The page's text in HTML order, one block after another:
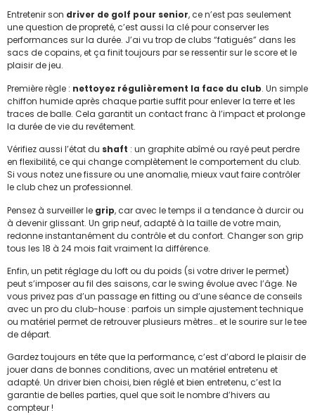
Entretenir son driver de golf pour senior, ce n’est pas seulement
une question de propreté, c’est aussi la clé pour conserver les
performances sur la durée. J’ai vu trop de clubs “fatigués” dans les
sacs de copains, et ça finit toujours par se ressentir sur le score et le
plaisir de jeu.
Première règle : nettoyez régulièrement la face du club. Un simple
chiffon humide après chaque partie suffit pour enlever la terre et les
traces de balle. Cela garantit un contact franc à l’impact et prolonge
la durée de vie du revêtement.
Vérifiez aussi l’état du shaft : un graphite abîmé ou rayé peut perdre
en flexibilité, ce qui change complètement le comportement du club.
Si vous notez une fissure ou une anomalie, mieux vaut faire contrôler
le club chez un professionnel.
Pensez à surveiller le grip, car avec le temps il a tendance à durcir ou
à devenir glissant. Un grip neuf, adapté à la taille de votre main,
redonne instantanément du contrôle et du confort. Changer son grip
tous les 18 à 24 mois fait vraiment la différence.
Enfin, un petit réglage du loft ou du poids (si votre driver le permet)
peut s’imposer au fil des saisons, car le swing évolue avec l’âge. Ne
vous privez pas d’un passage en fitting ou d’une séance de conseils
avec un pro du club-house : parfois un simple ajustement technique
ou matériel permet de retrouver plusieurs mètres… et le sourire sur le tee
de départ.
Gardez toujours en tête que la performance, c’est d’abord le plaisir de
jouer dans de bonnes conditions, avec un matériel entretenu et
adapté. Un driver bien choisi, bien réglé et bien entretenu, c’est la
garantie de belles parties, quel que soit le nombre d’hivers au
compteur !